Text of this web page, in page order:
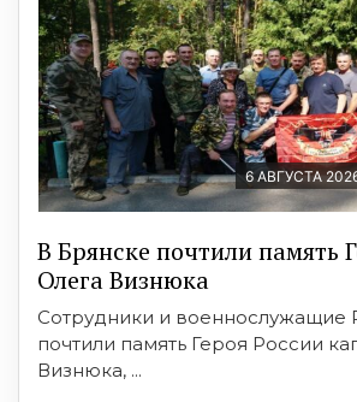
6 АВГУСТА
В Брянске почтили память
Олега Визнюка
Сотрудники и военнослужащие
почтили память Героя России
Визнюка, ...